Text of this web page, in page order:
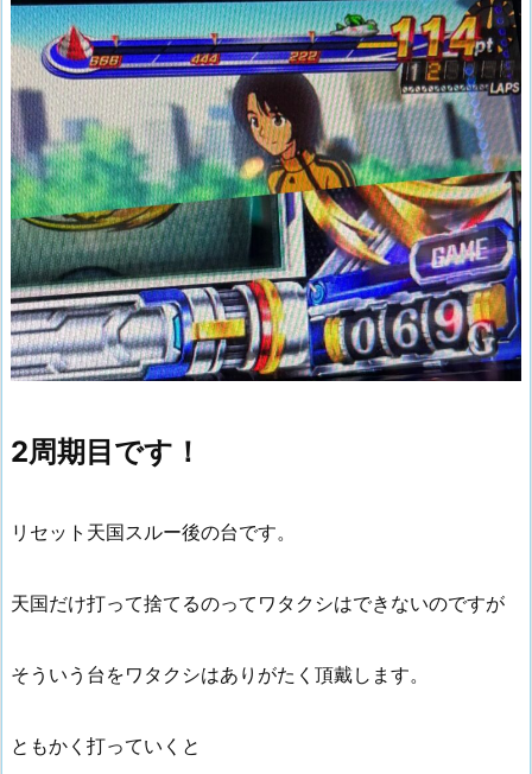
2周期目です！
リセット天国スルー後の台です。
天国だけ打って捨てるのってワタクシはできないのですが
そういう台をワタクシはありがたく頂戴します。
ともかく打っていくと